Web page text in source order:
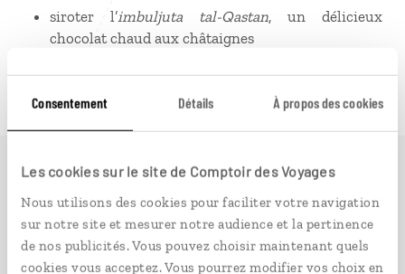
Consentement Détails À propos des cookies
Les cookies sur le site de Comptoir des Voyages
Nous utilisons des cookies pour faciliter votre navigation
sur notre site et mesurer notre audience et la pertinence
de nos publicités. Vous pouvez choisir maintenant quels
cookies vous acceptez. Vous pourrez modifier vos choix en
siroter l’imbuljuta tal-Qastan, un délicieux
chocolat chaud aux châtaignes
Idées de voyage à
Malte